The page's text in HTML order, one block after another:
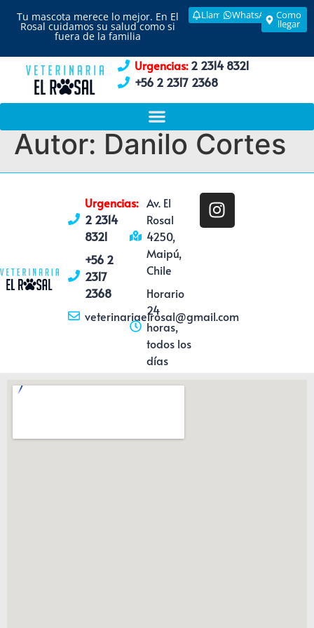
Tu mascota merece lo mejor. En El
Rosal cuidamos su salud como si
fuera de la familia
LlamarWhatsApp Como
llegar
Urgencias:2 2314 8321
+56 2 2317 2368
Autor: Danilo Cortes
Urgencias:
2 2314
8321
+56 2
2317
2368
veterinariaelrosal@gmail.com
Av. El
Rosal
4250,
Maipú,
Chile
Horario
24
horas,
todos los
días